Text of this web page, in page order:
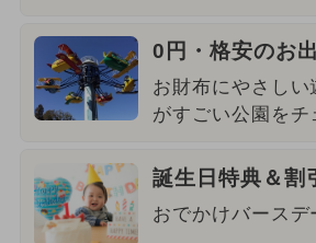
0円・格安のお
お財布にやさし
がすごい公園をチ
誕生日特典＆割
おでかけバースデ